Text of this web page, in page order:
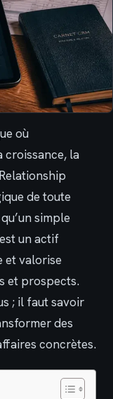
où
croissance, la
de toute
simple
un actif
et valorise
et prospects.
; il faut savoir
des
concrètes.